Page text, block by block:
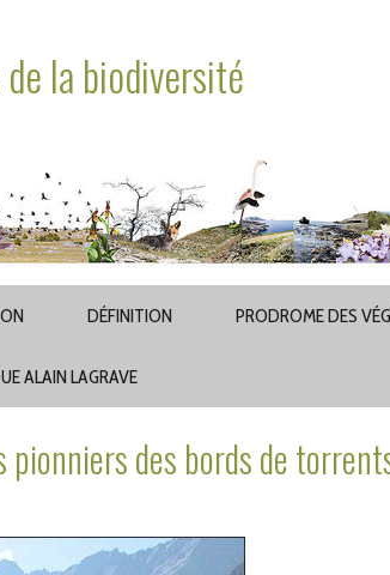
la biodiversité
DÉFINITION PRODROME DES
ALAIN LAGRAVE
des bords de